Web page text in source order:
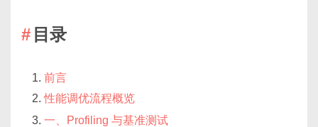
目录
前言
性能调优流程概览
一、Profiling 与基准测试